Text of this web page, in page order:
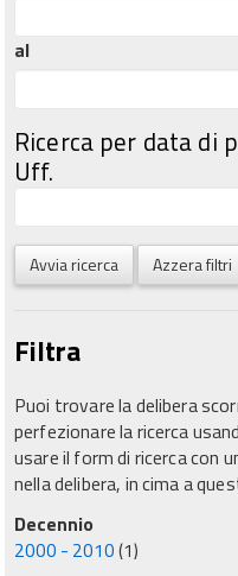
al
Ricerca per data di
Uff.
Avvia ricerca Azzera filtri
Filtra
Puoi trovare la delibera
perfezionare la ricerca
usare il form di ricerca con
nella delibera, in cima a
Decennio
2000 - 2010(1)